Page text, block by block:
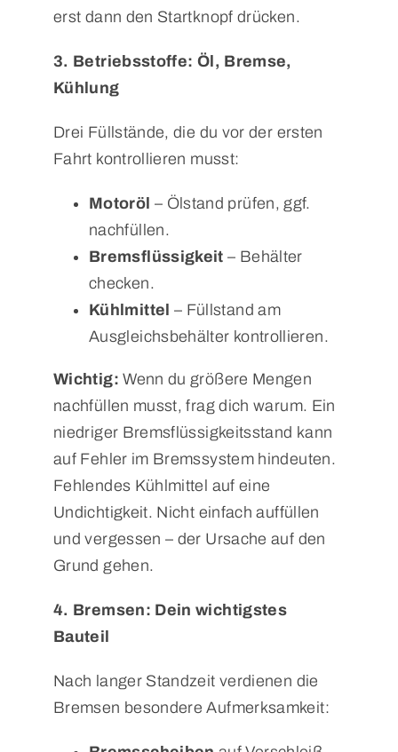
erst dann den Startknopf drücken.
3. Betriebsstoffe: Öl, Bremse,
Kühlung
Drei Füllstände, die du vor der ersten
Fahrt kontrollieren musst:
Motoröl – Ölstand prüfen, ggf.
nachfüllen.
Bremsflüssigkeit – Behälter
checken.
Kühlmittel – Füllstand am
Ausgleichsbehälter kontrollieren.
Wichtig: Wenn du größere Mengen
nachfüllen musst, frag dich warum. Ein
niedriger Bremsflüssigkeitsstand kann
auf Fehler im Bremssystem hindeuten.
Fehlendes Kühlmittel auf eine
Undichtigkeit. Nicht einfach auffüllen
und vergessen – der Ursache auf den
Grund gehen.
4. Bremsen: Dein wichtigstes
Bauteil
Nach langer Standzeit verdienen die
Bremsen besondere Aufmerksamkeit: